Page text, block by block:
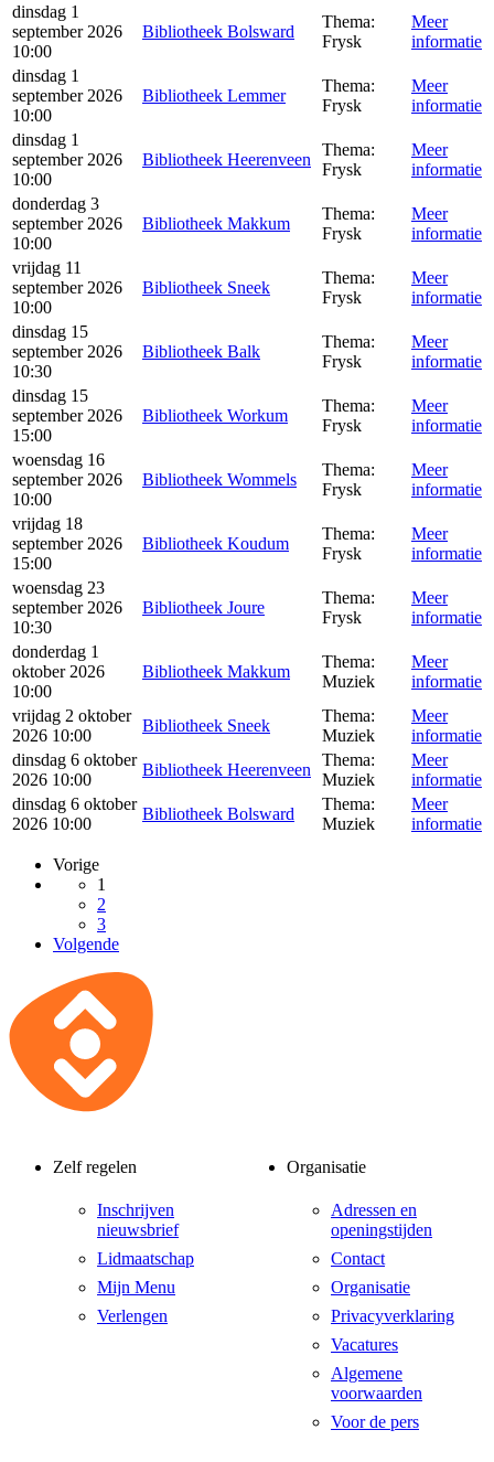
dinsdag 1
september 2026
10:00
Bibliotheek Bolsward
Thema:
Frysk
Meer
informatie
dinsdag 1
september 2026
10:00
Bibliotheek Lemmer
Thema:
Frysk
Meer
informatie
dinsdag 1
september 2026
10:00
Bibliotheek Heerenveen
Thema:
Frysk
Meer
informatie
donderdag 3
september 2026
10:00
Bibliotheek Makkum
Thema:
Frysk
Meer
informatie
vrijdag 11
september 2026
10:00
Bibliotheek Sneek
Thema:
Frysk
Meer
informatie
dinsdag 15
september 2026
10:30
Bibliotheek Balk
Thema:
Frysk
Meer
informatie
dinsdag 15
september 2026
15:00
Bibliotheek Workum
Thema:
Frysk
Meer
informatie
woensdag 16
september 2026
10:00
Bibliotheek Wommels
Thema:
Frysk
Meer
informatie
vrijdag 18
september 2026
15:00
Bibliotheek Koudum
Thema:
Frysk
Meer
informatie
woensdag 23
september 2026
10:30
Bibliotheek Joure
Thema:
Frysk
Meer
informatie
donderdag 1
oktober 2026
10:00
Bibliotheek Makkum
Thema:
Muziek
Meer
informatie
vrijdag 2 oktober
2026 10:00
Bibliotheek Sneek
Thema:
Muziek
Meer
informatie
dinsdag 6 oktober
2026 10:00
Bibliotheek Heerenveen
Thema:
Muziek
Meer
informatie
dinsdag 6 oktober
2026 10:00
Bibliotheek Bolsward
Thema:
Muziek
Meer
informatie
Vorige
1
2
3
Volgende
Zelf regelen
Inschrijven
nieuwsbrief
Lidmaatschap
Mijn Menu
Verlengen
Organisatie
Adressen en
openingstijden
Contact
Organisatie
Privacyverklaring
Vacatures
Algemene
voorwaarden
Voor de pers